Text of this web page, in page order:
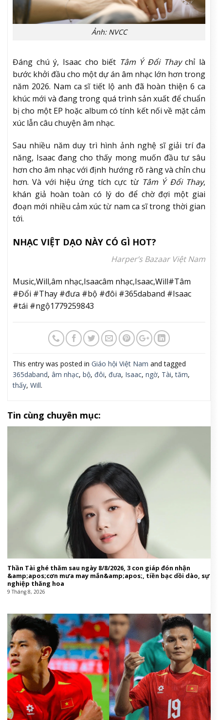
Ảnh: NVCC
Đáng chú ý, Isaac cho biết Tâm Ý Đổi Thaychỉ là
bước khởi đầu cho một dự án âm nhạc lớn hơn trong
năm 2026. Nam ca sĩ tiết lộ anh đã hoàn thiện 6 ca
khúc mới và đang trong quá trình sản xuất để chuẩn
bị cho một EP hoặc album có tính kết nối về mặt cảm
xúc lẫn câu chuyện âm nhạc.
Sau nhiều năm duy trì hình ảnh nghệ sĩ giải trí đa
năng, Isaac đang cho thấy mong muốn đầu tư sâu
hơn cho âm nhạc với định hướng rõ ràng và chỉn chu
hơn. Và với hiệu ứng tích cực từ Tâm Ý Đổi Thay,
khán giả hoàn toàn có lý do để chờ đợi một giai
đoạn mới nhiều cảm xúc từ nam ca sĩ trong thời gian
tới.
NHẠC VIỆT DẠO NÀY CÓ GÌ HOT?
Harper’s Bazaar Việt Nam
Music,Will,âm nhạc,Isaacâm nhạc,Isaac,Will#Tâm
#Đổi #Thay #đưa #bộ #đôi #365daband #Isaac
#tái #ngộ1779259843
This entry was posted in Giáo hội Việt Nam and tagged
365daband, âm nhạc, bộ, đôi, đưa, Isaac, ngờ, Tài,tăm,
thấy, Will.
Tin cùng chuyên mục:
Thần Tài ghé thăm sau ngày 8/8/2026, 3 con giáp đón nhận
&amp;apos;cơn mưa may mắn&amp;apos;, tiền bạc dồi dào, sự
nghiệp thăng hoa
9 Tháng 8, 2026